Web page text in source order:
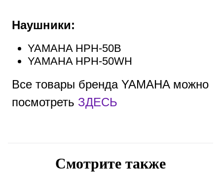
Наушники:
YAMAHA HPH-50B
YAMAHA HPH-50WH
Все товары бренда YAMAHA можно
посмотреть ЗДЕСЬ
Смотрите также